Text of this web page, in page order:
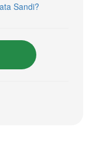
Sandi?